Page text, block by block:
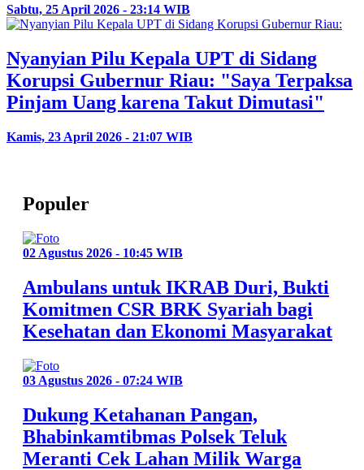
Sabtu, 25 April 2026 - 23:14 WIB
Nyanyian Pilu Kepala UPT di Sidang
Korupsi Gubernur Riau: "Saya Terpaksa
Pinjam Uang karena Takut Dimutasi"
Kamis, 23 April 2026 - 21:07 WIB
Populer
02 Agustus 2026 - 10:45 WIB
Ambulans untuk IKRAB Duri, Bukti
Komitmen CSR BRK Syariah bagi
Kesehatan dan Ekonomi Masyarakat
03 Agustus 2026 - 07:24 WIB
Dukung Ketahanan Pangan,
Bhabinkamtibmas Polsek Teluk
Meranti Cek Lahan Milik Warga